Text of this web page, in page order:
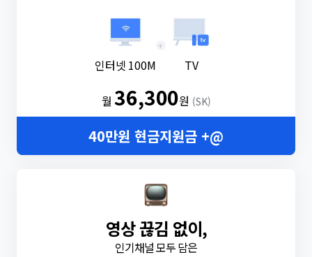
인터넷 100M
+
TV
월36,300원 (SK)
40만원 현금지원금 +@
영상 끊김 없이,
인기채널 모두 담은